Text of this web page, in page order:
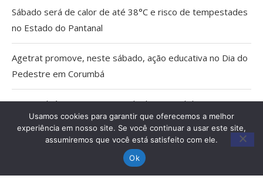
Sábado será de calor de até 38°C e risco de tempestades
no Estado do Pantanal
Agetrat promove, neste sábado, ação educativa no Dia do
Pedestre em Corumbá
AGU pedirá na Justiça a retirada do Discord do ar
Pais estão menos presentes na criação de filhos, aponta
Usamos cookies para garantir que oferecemos a melhor
experiência em nosso site. Se você continuar a usar este site,
assumiremos que você está satisfeito com ele.
Ok